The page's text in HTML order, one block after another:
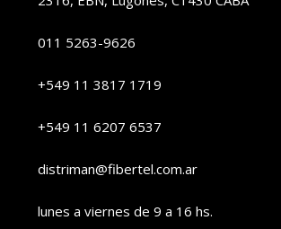
011 5263-9626
+549 11 3817 1719
+549 11 6207 6537
distriman@fibertel.com.ar
lunes a viernes de 9 a 16 hs.